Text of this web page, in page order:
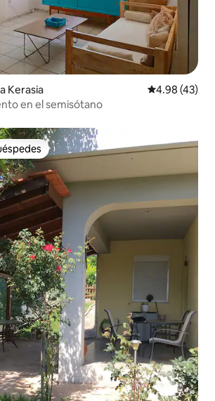
Kerasia Calificación
4.98 (43)
en el semisótano